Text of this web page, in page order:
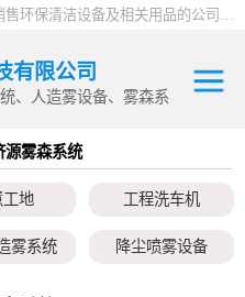
河南绿森环保科技有限公司一家专业销售环保清洁设备及相关用品的公司，产品包括：音乐喷泉、雾森系统、人造雾设备、景观人造雾、人造雾系统、小区喷雾设备、高压喷雾降尘设备、料仓喷雾除尘系统、喷雾降温加湿设备、郑州喷雾消毒设备，等八大系列上百个品种。
有限公司
、人造雾设备、雾森系
源雾森系统
工地 工程洗车机
雾系统 降尘喷雾设备